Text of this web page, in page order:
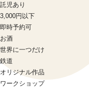
託児あり
3,000円以下
即時予約可
お酒
世界に一つだけ
鉄道
オリジナル作品
ワークショップ